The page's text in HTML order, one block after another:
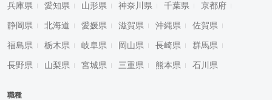
兵庫県 愛知県 山形県 神奈川県 千葉県 京都府
静岡県 北海道 愛媛県 滋賀県 沖縄県 佐賀県
福島県 栃木県 岐阜県 岡山県 長崎県 群馬県
長野県 山梨県 宮城県 三重県 熊本県 石川県
職種